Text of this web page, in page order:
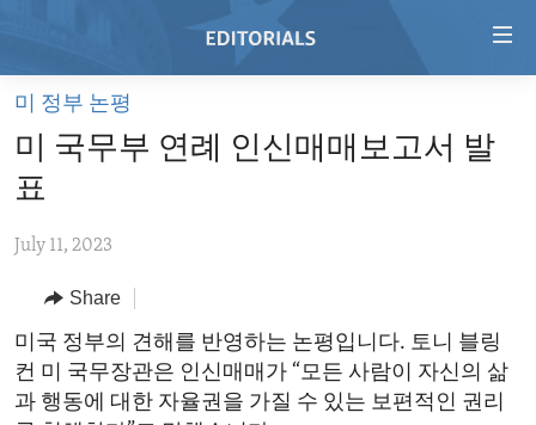
Skip
main
content
to
Navigation
Skip
Search
HOME
VIDEO
REGIONS
AFRICA
AMERICAS
ASIA
TOPICS
HUMAN RIGHTS
SECURITY AND DEFENSE
ARCHIVE
ABOUT US
미 정부 논평
미 국무부 연례 인신매매보고서 발
표
July 11, 2023
Share
미국 정부의 견해를 반영하는 논평입니다. 토니 블링
컨 미 국무장관은 인신매매가 “모든 사람이 자신의 삶
과 행동에 대한 자율권을 가질 수 있는 보편적인 권리